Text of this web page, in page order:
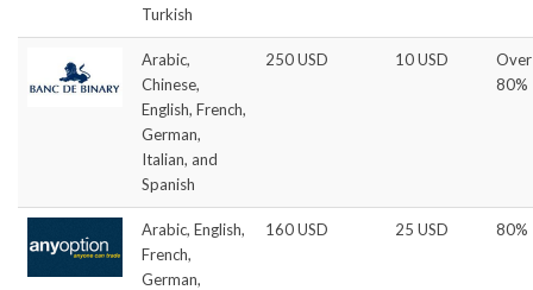
Turkish
Arabic,
Chinese,
English, French,
German,
Italian, and
Spanish
250 USD 10 USD
Over
80%
Arabic, English,
French,
German,
160 USD 25 USD 80%